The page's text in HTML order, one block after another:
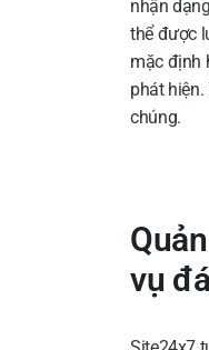
nhận
thể được
mặc định
phát
chúng.
vụ